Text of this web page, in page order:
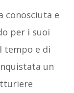
conosciuta e
per i suoi
tempo e di
un